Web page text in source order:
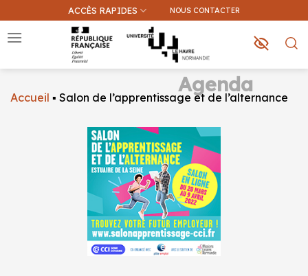
au
contenu
ACCÈS RAPIDES NOUS CONTACTER
Une information sur ce site
Une formation
Accueil ▪ Salon de l’apprentissage et de l’alternance
Agenda